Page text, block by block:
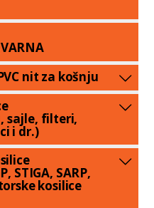
nit za košnju
sajle, filteri,
i dr.)
STIGA, SARP,
kosilice